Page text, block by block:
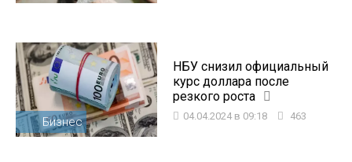
Бизнес
НБУ снизил официальный
курс доллара после
резкого роста
04.04.2024 в 09:18 463